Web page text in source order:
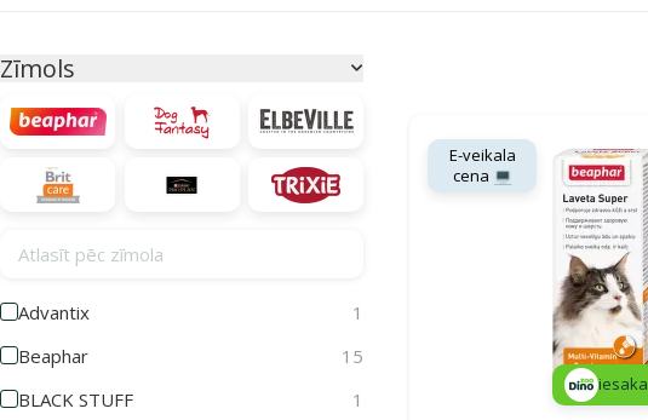
Zīmols
Atlasīt pēc zīmola
Advantix
1
Beaphar
15
BLACK STUFF
1
E-veikala
cena 💻
iesaka